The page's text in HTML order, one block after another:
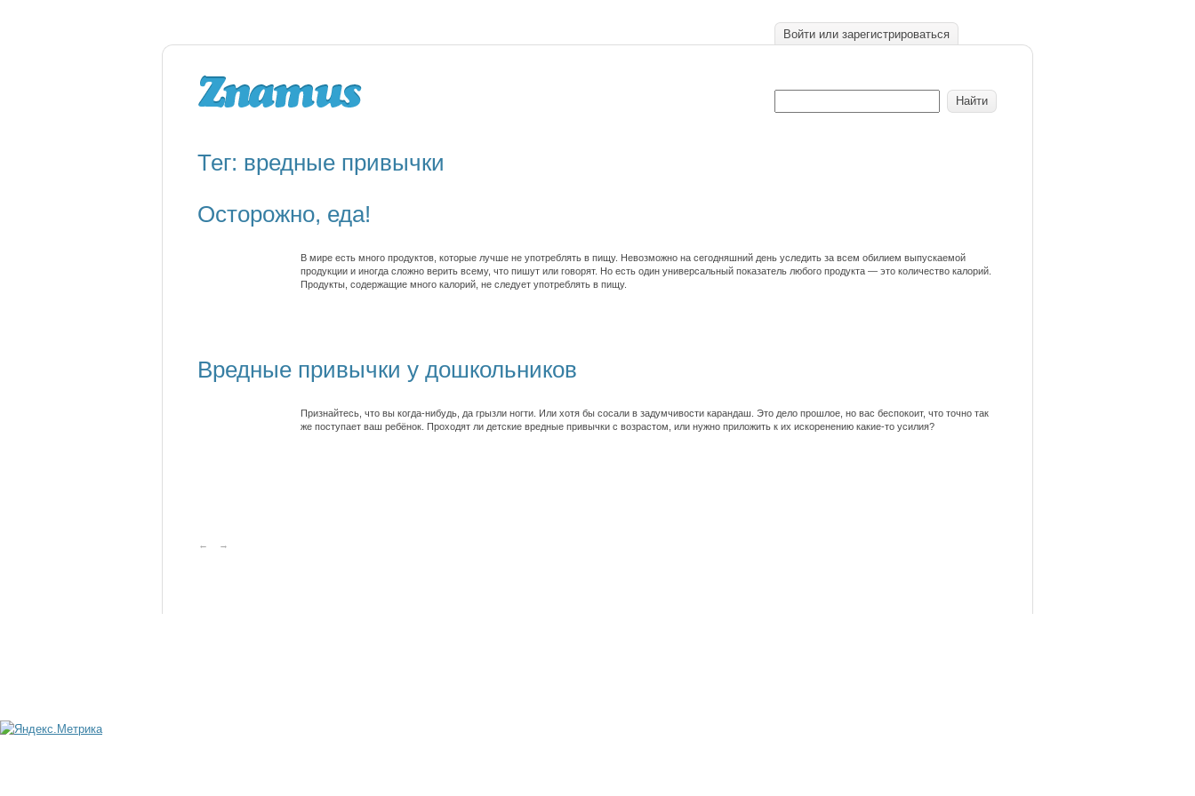
Войти или зарегистрироваться
Тег: вредные привычки
Осторожно, еда!
В мире есть много продуктов, которые лучше не употреблять в пищу. Невозможно на сегодняшний день уследить за всем обилием выпускаемой
продукции и иногда сложно верить всему, что пишут или говорят. Но есть один универсальный показатель любого продукта — это количество калорий.
Продукты, содержащие много калорий, не следует употреблять в пищу.
Вредные привычки у дошкольников
Признайтесь, что вы когда-нибудь, да грызли ногти. Или хотя бы сосали в задумчивости карандаш. Это дело прошлое, но вас беспокоит, что точно так
же поступает ваш ребёнок. Проходят ли детские вредные привычки с возрастом, или нужно приложить к их искоренению какие-то усилия?
← →